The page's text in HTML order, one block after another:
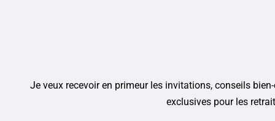
Je veux recevoir en primeur les invitations, conseils
exclusives pour les